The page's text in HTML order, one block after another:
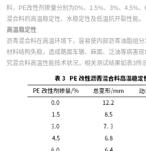
料，PE改性剂掺量分别为0%、1.5%、3%、4.5%
混合料的高温稳定性、水稳定性及低温抗开裂性能。
高温稳定性
沥青混合料在高温环境下，容易使内部沥青油脂组
材料结构失稳，造成路面车辙、麻面、泛油等病害
究混合料高温性能技术状况，相关测试结果如表3所示